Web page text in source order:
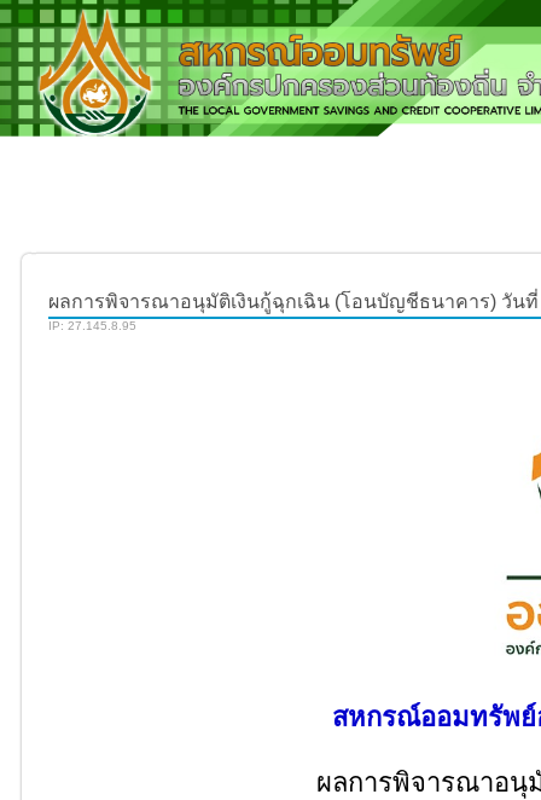
ผลการพิจารณาอนุมัติเงินกู้ฉุกเฉิน (โอนบัญชีธนาคาร) วัน
IP: 27.145.8.95
สหกรณ์ออมทรัพย์
ผลการพิจารณาอนุ